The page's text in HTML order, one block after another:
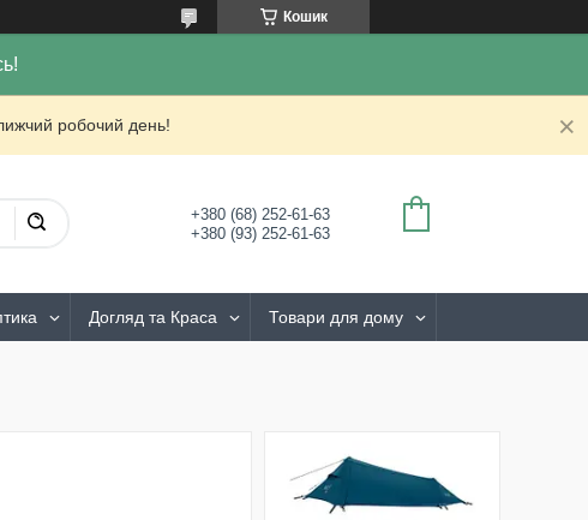
Кошик
робочий день!
+380 (68) 252-61-63
+380 (93) 252-61-63
Догляд та Краса Товари для дому